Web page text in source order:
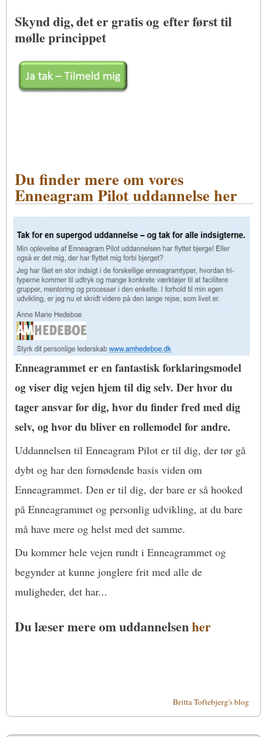
Skynd dig, det er gratis og efter først til
mølle princippet
Du finder mere om vores
Enneagram Pilot uddannelse her
Enneagrammet er en fantastisk forklaringsmodel
og viser dig vejen hjem til dig selv. Der hvor du
tager ansvar for dig, hvor du finder fred med dig
selv, og hvor du bliver en rollemodel for andre.
Uddannelsen til Enneagram Pilot er til dig, der tør gå
dybt og har den fornødende basis viden om
Enneagrammet. Den er til dig, der bare er så hooked
på Enneagrammet og personlig udvikling, at du bare
må have mere og helst med det samme.
Du kommer hele vejen rundt i Enneagrammet og
begynder at kunne jonglere frit med alle de
muligheder, det har...
Du læser mere om uddannelsenher
Britta Toftebjerg's blog